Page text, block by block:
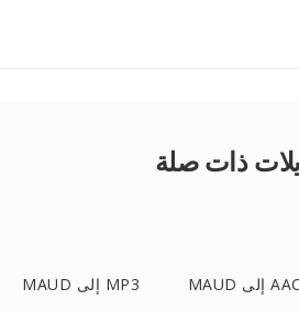
ذات صلة
MAUD إلى MP3 MAUD إلى AAC